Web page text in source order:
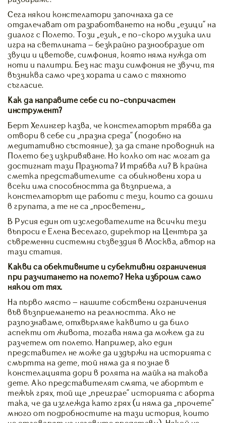
Сега някои констелатори започнаха да се
отдалечават от разработването на нови “езици” на
диалог с Полето. Този „език“ е по-скоро музика или
игра на светлината – безкрайно разнообразие от
звуци и цветове, симфония, която няма нужда от
ноти и палитри. Без нас тази симфония не звучи, тя
възниква само чрез хората и само с тяхното
съгласие.
Как да направите себе си по-съпричастен
инструмент?
Берт Хелингер казва, че констелаторът трябва да
отвори в себе си “празна среда” (подобно на
медитативно състояние), за да стане проводник на
Полето без изкривяване. Но колко от нас могат да
достигнат тази Празнота? И трябва ли? В крайна
сметка представителите са обикновени хора и
всеки има способността да възприема, а
констелаторът ще работи с тези, които са дошли
в групата, а те не са „просветени“.
В Русия един от изследователите на всички тези
въпроси е Елена Веселаго, директор на Центъра за
съвременни системни съзвездия в Москва, автор на
тази статия.
Какви са обективните и субективни ограничения
при разчитането на полето? Нека изброим само
някои от тях.
На първо място – нашите собствени ограничения
във възприемането на реалността. Ако не
разпознаваме, отхвърляме каквито и да било
аспекти от живота, тогава няма да можем да ги
разчетем от полето. Например, ако един
представител не може да издържи на историята с
смъртта на дете, той няма да я познае в
констелацията дори в ролята на майка на такова
дете. Ако представителят смята, че абортът е
тежък грях, той ще “преиграе” историята с аборта
така, че да изглежда като грях (и няма да „прочете”
много от подробностите на тази история, които